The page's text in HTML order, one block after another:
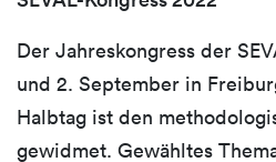
Der Jahreskongress der
und 2. September in
Halbtag ist den
gewidmet. Gewähltes